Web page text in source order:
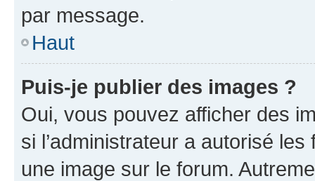
par message.
Haut
Puis-je publier des images ?
Oui, vous pouvez afficher des
si l’administrateur a autorisé
une image sur le forum.